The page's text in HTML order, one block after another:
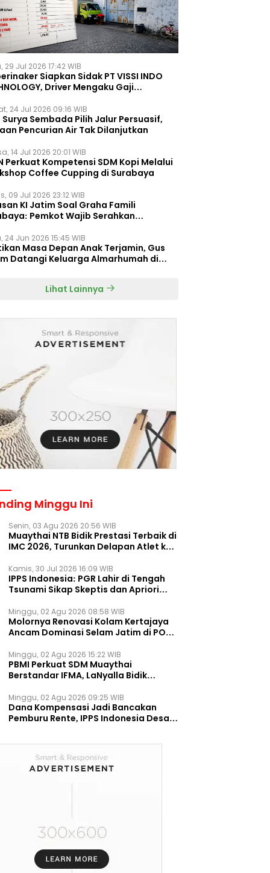
29 Jul 2026 17:42 WIB
Siapkan Sidak PT VISSI INDO
Driver Mengaku Gaji
24 Jul 2026 09:16 WIB
Surya Sembada Pilih Jalur Persuasif,
Pencurian Air Tak Dilanjutkan
14 Jul 2026 20:01 WIB
Perkuat Kompetensi SDM Kopi Melalui
Coffee Cupping di Surabaya
09 Jul 2026 23:12 WIB
KI Jatim Soal Graha Famili
Pemkot Wajib Serahkan
24 Jun 2026 15:45 WIB
Masa Depan Anak Terjamin, Gus
Datangi Keluarga Almarhumah di
Lihat Lainnya
Minggu Ini
Senin, 03 Agu 2026 20:56 WIB
Muaythai NTB Bidik Prestasi Terbaik di
IMC 2026, Turunkan Delapan Atlet ke
Kamis, 30 Jul 2026 16:09 WIB
IPPS Indonesia: PGR Lahir di Tengah
Tsunami Sikap Skeptis dan Apriori
Minggu, 02 Agu 2026 08:58 WIB
Molornya Renovasi Kolam Kertajaya
Ancam Dominasi Selam Jatim di PON
Minggu, 02 Agu 2026 15:22 WIB
PBMI Perkuat SDM Muaythai
Berstandar IFMA, LaNyalla Bidik
Minggu, 02 Agu 2026 09:25 WIB
Dana Kompensasi Jadi Bancakan
Pemburu Rente, IPPS Indonesia Desak